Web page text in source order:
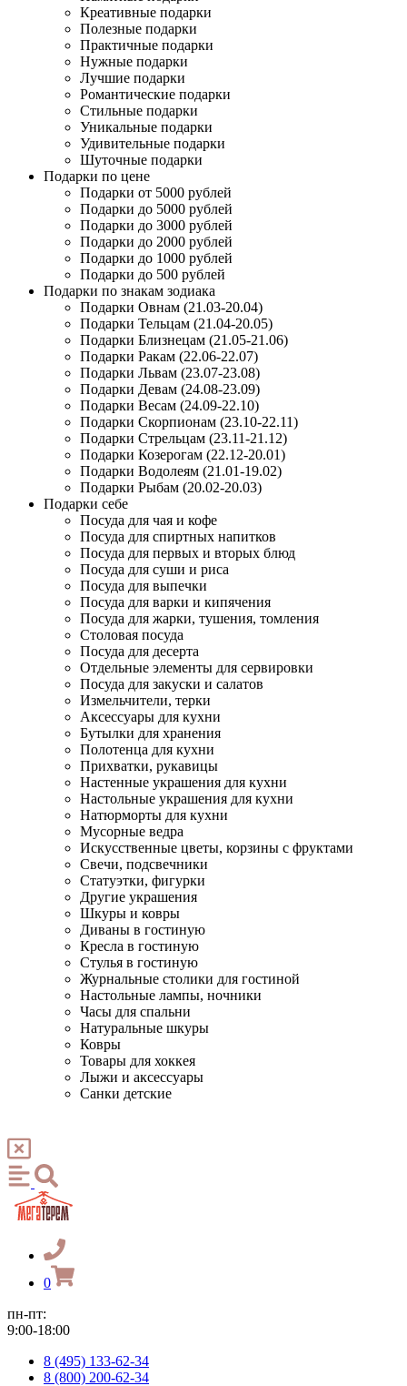
Креативные подарки
Полезные подарки
Практичные подарки
Нужные подарки
Лучшие подарки
Романтические подарки
Стильные подарки
Уникальные подарки
Удивительные подарки
Шуточные подарки
Подарки по цене
Подарки от 5000 рублей
Подарки до 5000 рублей
Подарки до 3000 рублей
Подарки до 2000 рублей
Подарки до 1000 рублей
Подарки до 500 рублей
Подарки по знакам зодиака
Подарки Овнам (21.03-20.04)
Подарки Тельцам (21.04-20.05)
Подарки Близнецам (21.05-21.06)
Подарки Ракам (22.06-22.07)
Подарки Львам (23.07-23.08)
Подарки Девам (24.08-23.09)
Подарки Весам (24.09-22.10)
Подарки Скорпионам (23.10-22.11)
Подарки Стрельцам (23.11-21.12)
Подарки Козерогам (22.12-20.01)
Подарки Водолеям (21.01-19.02)
Подарки Рыбам (20.02-20.03)
Подарки себе
Посуда для чая и кофе
Посуда для спиртных напитков
Посуда для первых и вторых блюд
Посуда для суши и риса
Посуда для выпечки
Посуда для варки и кипячения
Посуда для жарки, тушения, томления
Столовая посуда
Посуда для десерта
Отдельные элементы для сервировки
Посуда для закуски и салатов
Измельчители, терки
Аксессуары для кухни
Бутылки для хранения
Полотенца для кухни
Прихватки, рукавицы
Настенные украшения для кухни
Настольные украшения для кухни
Натюрморты для кухни
Мусорные ведра
Искусственные цветы, корзины с фруктами
Свечи, подсвечники
Статуэтки, фигурки
Другие украшения
Шкуры и ковры
Диваны в гостиную
Кресла в гостиную
Стулья в гостиную
Журнальные столики для гостиной
Настольные лампы, ночники
Часы для спальни
Натуральные шкуры
Ковры
Товары для хоккея
Лыжи и аксессуары
Санки детские
0
пн-пт:
9:00-18:00
8 (495) 133-62-34
8 (800) 200-62-34